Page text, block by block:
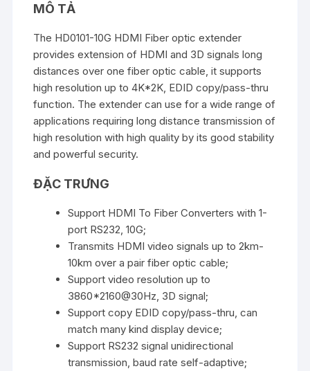
MÔ TẢ
The HD0101-10G HDMI Fiber optic extender
provides extension of HDMI and 3D signals long
distances over one fiber optic cable, it supports
high resolution up to 4K*2K, EDID copy/pass-thru
function. The extender can use for a wide range of
applications requiring long distance transmission of
high resolution with high quality by its good stability
and powerful security.
ĐẶC TRƯNG
Support HDMI To Fiber Converters with 1-
port RS232, 10G;
Transmits HDMI video signals up to 2km-
10km over a pair fiber optic cable;
Support video resolution up to
3860*2160@30Hz, 3D signal;
Support copy EDID copy/pass-thru, can
match many kind display device;
Support RS232 signal unidirectional
transmission, baud rate self-adaptive;